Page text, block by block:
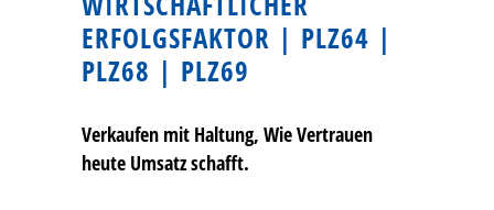
ERFOLGSFAKTOR | PLZ64 |
PLZ68 | PLZ69
Verkaufen mit Haltung, Wie Vertrauen
heute Umsatz schafft.